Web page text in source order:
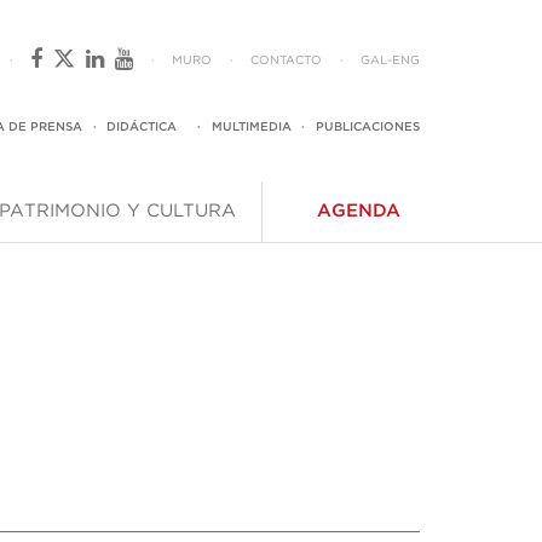
· · MURO · CONTACTO · GAL- ENG
DE PRENSA · DIDÁCTICA · MULTIMEDIA · PUBLICACIONES
PATRIMONIO Y CULTURA AGENDA